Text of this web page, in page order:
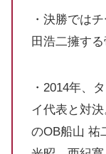
・決勝では
田浩二擁す
・2014年、
イ代表と対
のOB船山 祐